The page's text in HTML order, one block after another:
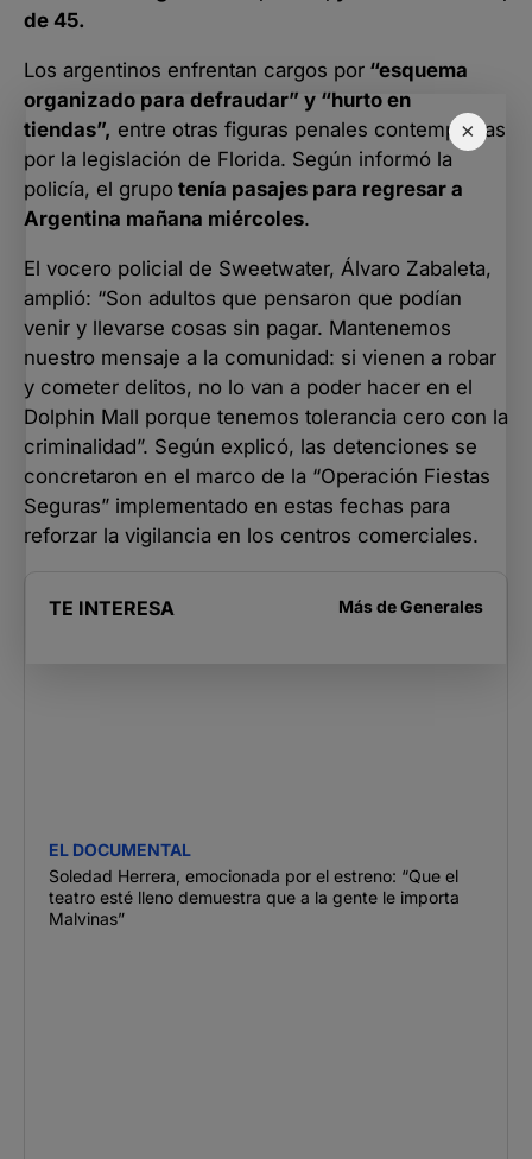
×
de 45.
Los argentinos enfrentan cargos por “esquema
organizado para defraudar” y “hurto en
tiendas”, entre otras figuras penales contempladas
por la legislación de Florida. Según informó la
policía, el grupo tenía pasajes para regresar a
Argentina mañana miércoles.
El vocero policial de Sweetwater, Álvaro Zabaleta,
amplió: “Son adultos que pensaron que podían
venir y llevarse cosas sin pagar. Mantenemos
nuestro mensaje a la comunidad: si vienen a robar
y cometer delitos, no lo van a poder hacer en el
Dolphin Mall porque tenemos tolerancia cero con la
criminalidad”. Según explicó, las detenciones se
concretaron en el marco de la “Operación Fiestas
Seguras” implementado en estas fechas para
reforzar la vigilancia en los centros comerciales.
TE INTERESA Más deGenerales
EL DOCUMENTAL
Soledad Herrera, emocionada por el estreno: “Que el
teatro esté lleno demuestra que a la gente le importa
Malvinas”